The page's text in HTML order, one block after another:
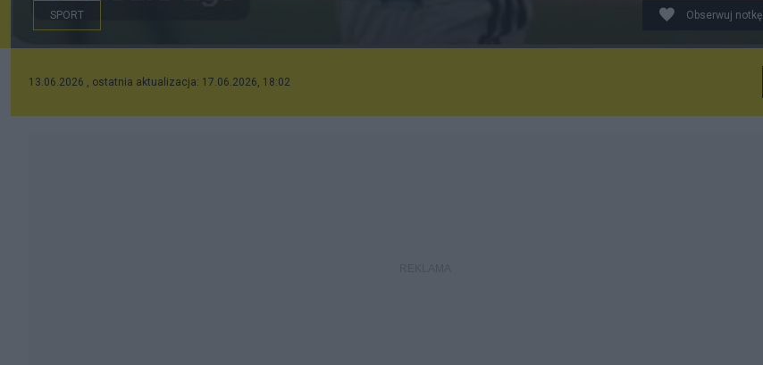
SPORT Obserwuj notkę
13.06.2026 , ostatnia aktualizacja: 17.06.2026, 18:02